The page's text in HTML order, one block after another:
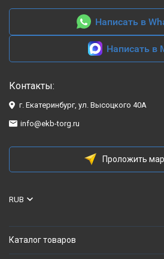
Написать в
Написать в
Контакты:
г. Екатеринбург, ул. Высоцкого 40А
info@ekb-torg.ru
Проложить
RUB
Каталог товаров